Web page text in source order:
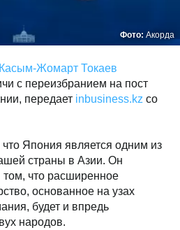
Фото: Акорда
Касым-Жомарт Токаев
с переизбранием на пост
передает inbusiness.kz со
Япония является одним из
страны в Азии. Он
том, что расширенное
основанное на узах
будет и впредь
народов.